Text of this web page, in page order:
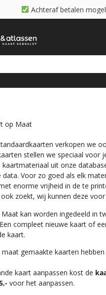
Achteraf betalen mogel
op Maat
verkopen we
stellen we speciaal voor
kaartmateriaal uit onze
data. Voor zo goed als elk
enorme vrijheid in de te
zoekt, wij kunnen deze
kan worden ingedeeld in
compleet nieuwe kaart of
kaart.
maat gemaakte kaarten
kaart aanpassen kost de
voor het aanpassen.